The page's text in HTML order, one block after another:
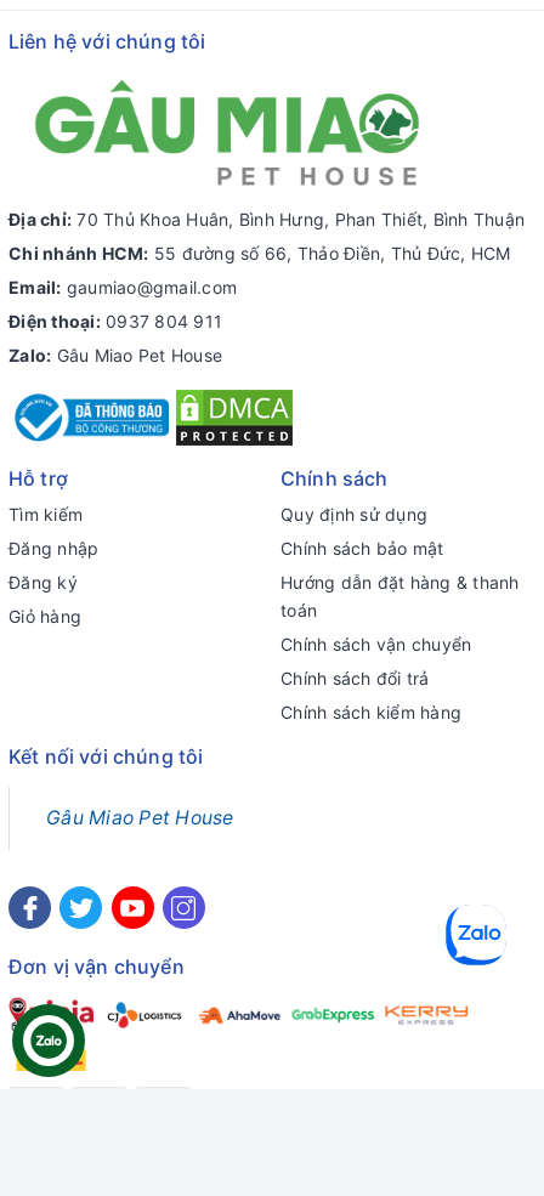
Liên hệ với chúng tôi
Địa chỉ: 70 Thủ Khoa Huân, Bình Hưng, Phan Thiết, Bình Thuận
Chi nhánh HCM: 55 đường số 66, Thảo Điền, Thủ Đức, HCM
Email: gaumiao@gmail.com
Điện thoại: 0937 804 911
Zalo: Gâu Miao Pet House
Hỗ trợ
Tìm kiếm
Đăng nhập
Đăng ký
Giỏ hàng
Chính sách
Quy định sử dụng
Chính sách bảo mật
Hướng dẫn đặt hàng & thanh
toán
Chính sách vận chuyển
Chính sách đổi trả
Chính sách kiểm hàng
Kết nối với chúng tôi
Gâu Miao Pet House
Đơn vị vận chuyển